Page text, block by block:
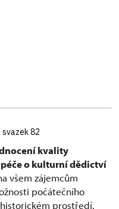
82
kvality
o kulturní dědictví
všem zájemcům
počátečního
prostředí.